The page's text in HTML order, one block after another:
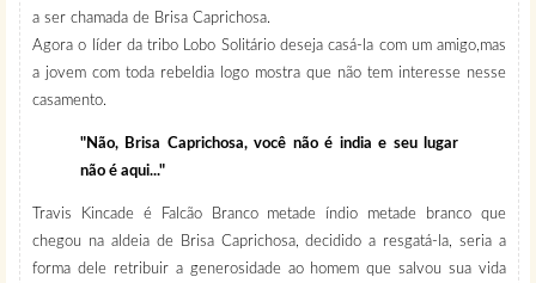
a ser chamada de Brisa Caprichosa.
Agora o líder da tribo Lobo Solitário deseja casá-la com um amigo,mas
a jovem com toda rebeldia logo mostra que não tem interesse nesse
casamento.
"Não, Brisa Caprichosa, você não é india e seu lugar
não é aqui..."
Travis Kincade é Falcão Branco metade índio metade branco que
chegou na aldeia de Brisa Caprichosa, decidido a resgatá-la, seria a
forma dele retribuir a generosidade ao homem que salvou sua vida